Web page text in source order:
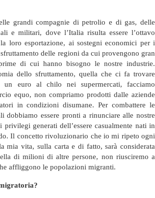
grandi compagnie di petrolio e di gas, delle
e militari, dove l’Italia risulta essere l’ottavo
loro esportazione, ai sostegni economici per i
delle regioni da cui provengono gran
di cui hanno bisogno le nostre industrie.
dello sfruttamento, quella che ci fa trovare
euro al chilo nei supermercati, facciamo
equo, non compriamo prodotti dalle aziende
in condizioni disumane. Per combattere le
dobbiamo essere pronti a rinunciare alle nostre
privilegi generati dell’essere casualmente nati in
Il concetto rivoluzionario che io mi ripeto ogni
mia vita, sulla carta e di fatto, sarà considerata
di milioni di altre persone, non riusciremo a
affliggono le popolazioni migranti.